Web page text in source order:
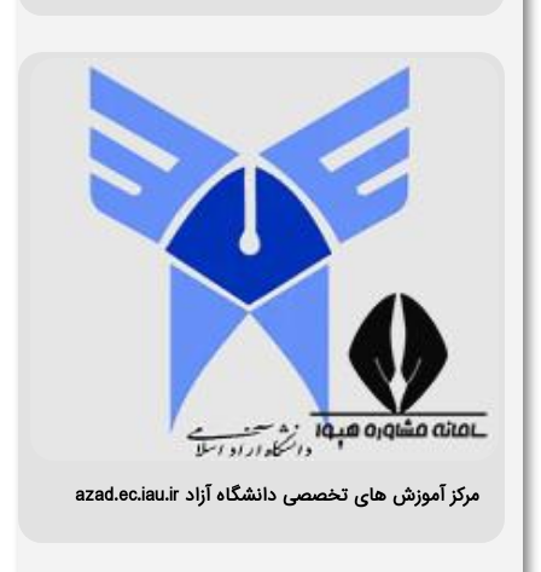
مرکز آموزش های تخصصی دانشگاه آزاد azad.ec.iau.ir